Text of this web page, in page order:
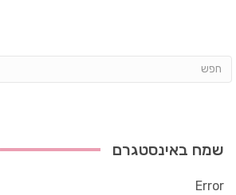
שמח באינסטגרם
Error